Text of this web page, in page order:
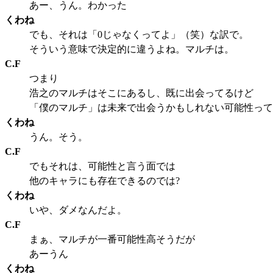
あー、うん。わかった
くわね
でも、それは「0じゃなくってよ」（笑）な訳で。
そういう意味で決定的に違うよね。マルチは。
C.F
つまり
浩之のマルチはそこにあるし、既に出会ってるけど
「僕のマルチ」は未来で出会うかもしれない可能性っ
くわね
うん。そう。
C.F
でもそれは、可能性と言う面では
他のキャラにも存在できるのでは?
くわね
いや、ダメなんだよ。
C.F
まぁ、マルチが一番可能性高そうだが
あーうん
くわね